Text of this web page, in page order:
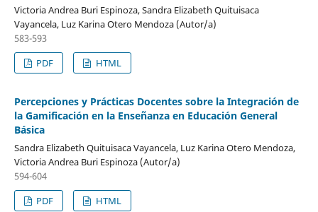
Victoria Andrea Buri Espinoza, Sandra Elizabeth Quituisaca
Vayancela, Luz Karina Otero Mendoza (Autor/a)
583-593
PDF
HTML
Percepciones y Prácticas Docentes sobre la Integración de
la Gamificación en la Enseñanza en Educación General
Básica
Sandra Elizabeth Quituisaca Vayancela, Luz Karina Otero Mendoza,
Victoria Andrea Buri Espinoza (Autor/a)
594-604
PDF
HTML